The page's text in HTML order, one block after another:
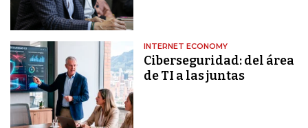
INTERNET ECONOMY
Ciberseguridad: del área
de TI a las juntas